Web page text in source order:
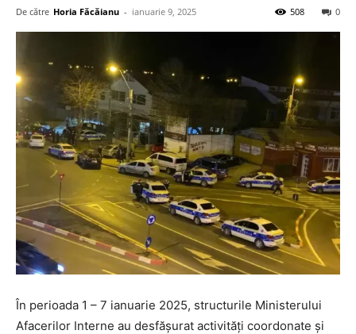
De către Horia Făcăianu - ianuarie 9, 2025 0
508
În perioada 1 – 7 ianuarie 2025, structurile Ministerului
Afacerilor Interne au desfășurat activități coordonate și